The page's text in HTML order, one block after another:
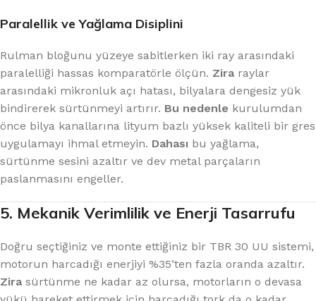
Paralellik ve Yağlama Disiplini
Rulman bloğunu yüzeye sabitlerken iki ray arasındaki
paralelliği hassas komparatörle ölçün. Zira raylar
arasındaki mikronluk açı hatası, bilyalara dengesiz yük
bindirerek sürtünmeyi artırır. Bu nedenle kurulumdan
önce bilya kanallarına lityum bazlı yüksek kaliteli bir gres
uygulamayı ihmal etmeyin. Dahası bu yağlama,
sürtünme sesini azaltır ve dev metal parçaların
paslanmasını engeller.
5. Mekanik Verimlilik ve Enerji Tasarrufu
Doğru seçtiğiniz ve monte ettiğiniz bir TBR 30 UU sistemi,
motorun harcadığı enerjiyi %35’ten fazla oranda azaltır.
Zira sürtünme ne kadar az olursa, motorların o devasa